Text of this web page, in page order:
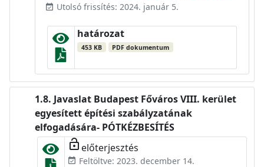
event_available Utolsó frissítés: 2024. január 5.
határozat
453 KB PDF dokumentum
Javaslat Budapest Főváros VIII. kerület
egyesített építési szabályzatának
elfogadására- PÓTKÉZBESÍTÉS
lock_open előterjesztés
event_available Feltöltve: 2023. december 14.